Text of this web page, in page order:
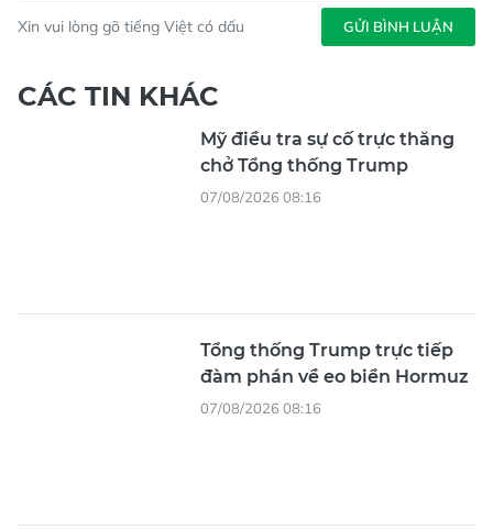
Xin vui lòng gõ tiếng Việt có dấu GỬI BÌNH LUẬN
CÁC TIN KHÁC
Mỹ điều tra sự cố trực thăng
chở Tổng thống Trump
07/08/2026 08:16
Tổng thống Trump trực tiếp
đàm phán về eo biển Hormuz
07/08/2026 08:16